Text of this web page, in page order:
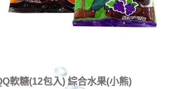
軟糖(12包入) 綜合水果(小熊)